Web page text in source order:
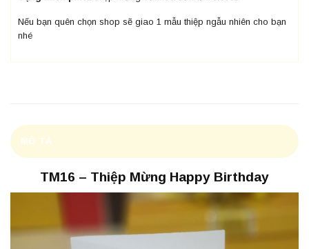
Nếu bạn quên chọn shop sẽ giao 1 mẫu thiệp ngẫu nhiên cho bạn
nhé
MÔ TẢ
TM16 – Thiệp Mừng Happy Birthday